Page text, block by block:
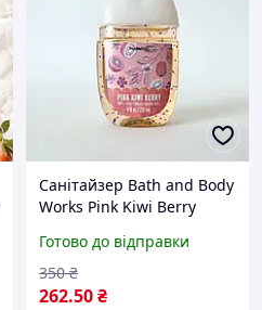
Санітайзер Bath and Body
Works Pink Kiwi Berry
Готово до відправки
262.50₴
350 ₴